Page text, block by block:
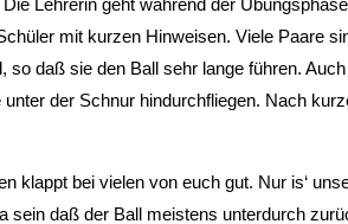
mit kurzen Hinweisen. Viele Paare
so daß sie den Ball sehr lange führen.
der Schnur hindurchfliegen. Nach
klappt bei vielen von euch gut. Nur is‘
sein daß der Ball meistens unterdurch